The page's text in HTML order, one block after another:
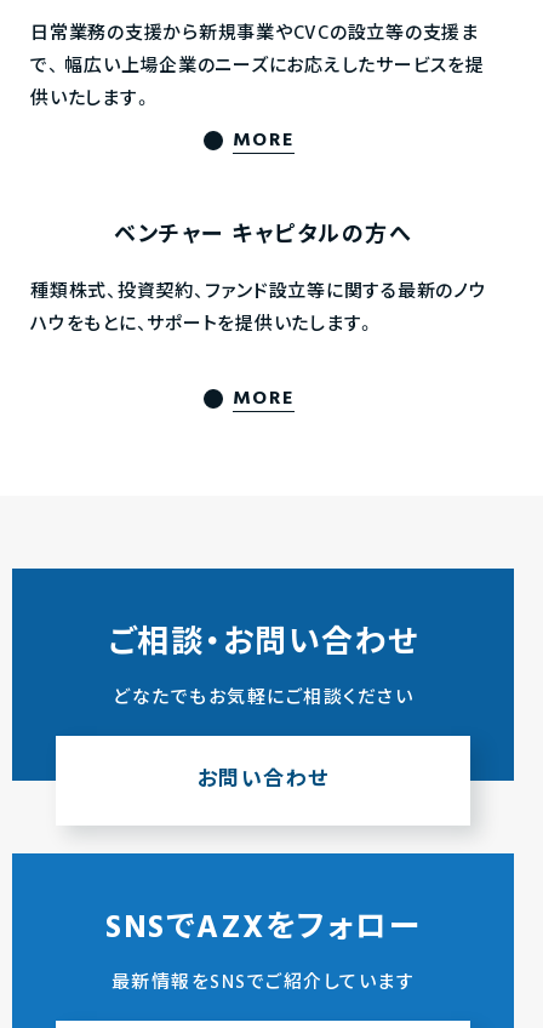
日常業務の支援から新規事業やCVCの設立等の支援ま
で、 幅広い上場企業のニーズにお応えしたサービスを提
供いたします。
MORE
ベンチャー キャピタルの方へ
種類株式、投資契約、ファンド設立等に関する最新のノウ
ハウをもとに、サポートを提供いたします。
MORE
ご相談・お問い合わせ
どなたでもお気軽にご相談ください
お問い合わせ
SNSでAZXをフォロー
最新情報をSNSでご紹介しています